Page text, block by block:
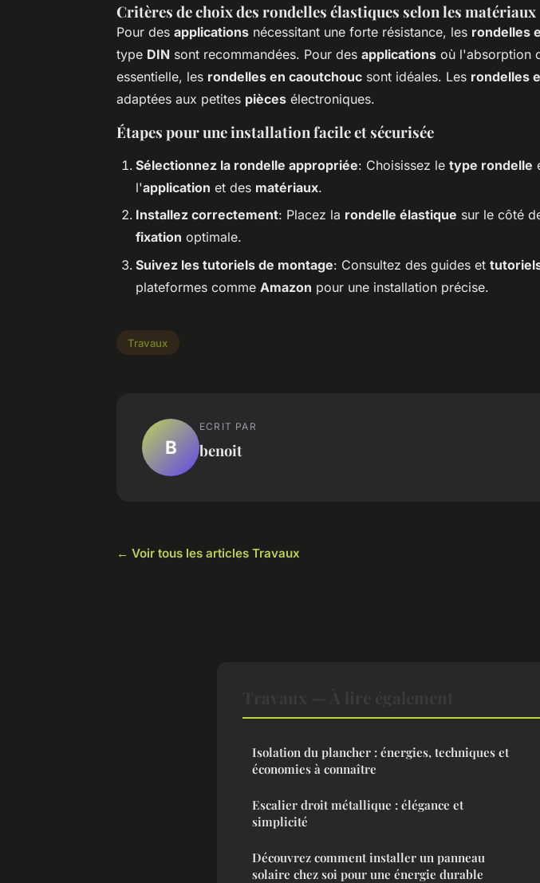
Critères de choix des rondelles élastiques selon les matériaux
Pour des applications nécessitant une forte résistance, les rondelles
type DIN sont recommandées. Pour des applications où l'absorption
essentielle, les rondelles en caoutchouc sont idéales. Les rondelles
adaptées aux petites pièces électroniques.
Étapes pour une installation facile et sécurisée
Sélectionnez la rondelle appropriée: Choisissez le type rondelle
l'application et des matériaux.
Installez correctement: Placez la rondelle élastique sur le côté
fixation optimale.
Suivez les tutoriels de montage: Consultez des guides et
plateformes comme Amazon pour une installation précise.
Travaux
B
ECRIT PAR
benoit
← Voir tous les articles Travaux
Isolation du plancher : énergies, techniques et
économies à connaître
Escalier droit métallique : élégance et
simplicité
Découvrez comment installer un panneau
solaire chez soi pour une énergie durable